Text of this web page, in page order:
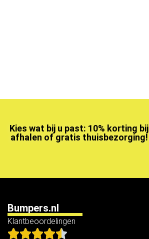
Kies wat bij u past: 10% korting bij
afhalen of gratis thuisbezorging!
Bumpers.nl
Klantbeoordelingen